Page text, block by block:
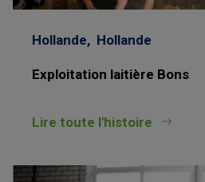
Hollande, Hollande
Exploitation laitière Bons
Lire toute l'histoire